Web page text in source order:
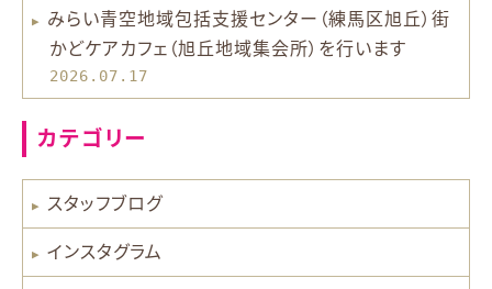
みらい青空地域包括支援センター（練馬区旭丘）街
かどケアカフェ（旭丘地域集会所）を行います
2026.07.17
カテゴリー
スタッフブログ
インスタグラム